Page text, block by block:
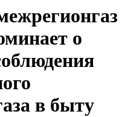
о
в быту